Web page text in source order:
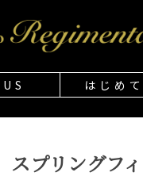
はじめ
スプリングフ